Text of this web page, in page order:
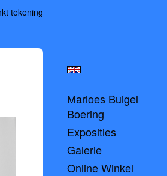
tekening
Marloes Buigel
Boering
Exposities
Galerie
Online Winkel